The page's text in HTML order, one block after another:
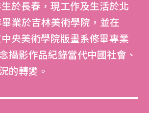
於長春，現工作及生活於北
業於吉林美術學院，並在
央美術學院版畫系修畢專業
攝影作品紀錄當代中國社會、
的轉變。